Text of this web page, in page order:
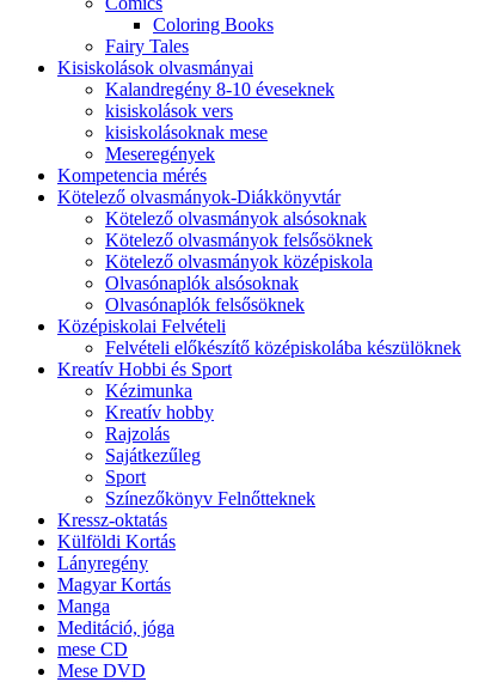
Coloring Books
Fairy Tales
Kisiskolások olvasmányai
Kalandregény 8-10 éveseknek
kisiskolások vers
kisiskolásoknak mese
Meseregények
Kompetencia mérés
Kötelező olvasmányok-Diákkönyvtár
Kötelező olvasmányok alsósoknak
Kötelező olvasmányok felsősöknek
Kötelező olvasmányok középiskola
Olvasónaplók alsósoknak
Olvasónaplók felsősöknek
Középiskolai Felvételi
Felvételi előkészítő középiskolába készülöknek
Kreatív Hobbi és Sport
Kézimunka
Kreatív hobby
Rajzolás
Sajátkezűleg
Sport
Színezőkönyv Felnőtteknek
Kressz-oktatás
Külföldi Kortás
Lányregény
Magyar Kortás
Manga
Meditáció, jóga
mese CD
Mese DVD